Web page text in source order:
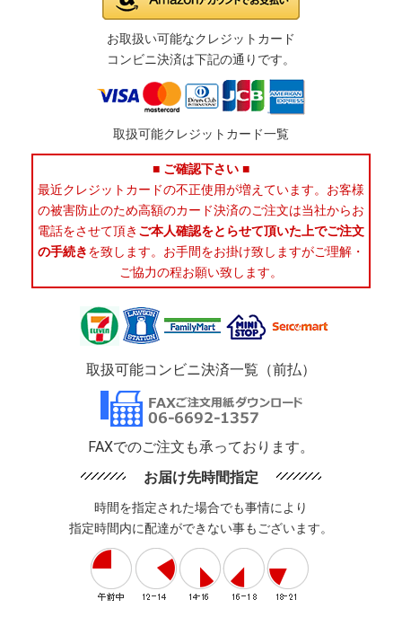
お取扱い可能なクレジットカード
コンビニ決済は下記の通りです。
取扱可能クレジットカード一覧
■ ご確認下さい ■
最近クレジットカードの不正使用が増えています。お客様
の被害防止のため高額のカード決済のご注文は当社からお
電話をさせて頂き ご本人確認をとらせて頂いた上でご注文
の手続きを致します。お手間をお掛け致しますがご理解・
ご協力の程お願い致します。
取扱可能コンビニ決済一覧（前払）
FAXでのご注文も承っております。
お届け先時間指定
時間を指定された場合でも事情により
指定時間内に配達ができない事もございます。